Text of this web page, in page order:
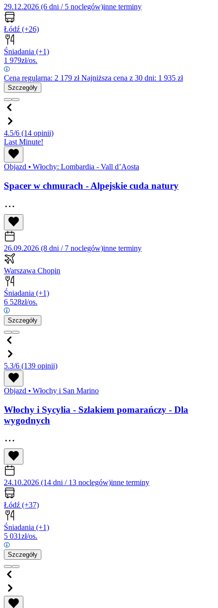
29.12.2026 (6 dni / 5 noclegów)inne terminy
Łódź (+26)
Śniadania (+1)
1 979zł/os.
Cena regularna: 2 179 złNajniższa cena z 30 dni: 1 935 zł
Szczegóły
4.5/6 (14 opinii)
Last Minute!
Objazd • Włochy: Lombardia - Vall d’Aosta
Spacer w chmurach - Alpejskie cuda natury
26.09.2026 (8 dni / 7 noclegów)inne terminy
Warszawa Chopin
Śniadania (+1)
6 528zł/os.
Szczegóły
5.3/6 (139 opinii)
Objazd • Włochy i San Marino
Włochy i Sycylia - Szlakiem pomarańczy - Dla
wygodnych
24.10.2026 (14 dni / 13 noclegów)inne terminy
Łódź (+37)
Śniadania (+1)
5 031zł/os.
Szczegóły